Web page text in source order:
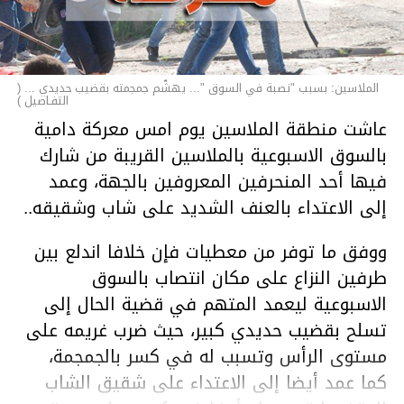
الملاسين: بسبب "نصبة في السوق "... يهشّم جمجمته بقضيب حديدي ... (
التفـاصيل )
عاشت منطقة الملاسين يوم امس معركة دامية
بالسوق الاسبوعية بالملاسين القريبة من شارك
فيها أحد المنحرفين المعروفين بالجهة، وعمد
إلى الاعتداء بالعنف الشديد على شاب وشقيقه..
ووفق ما توفر من معطيات فإن خلافا اندلع بين
طرفين النزاع على مكان انتصاب بالسوق
الاسبوعية ليعمد المتهم في قضية الحال إلى
تسلح بقضيب حديدي كبير، حيث ضرب غريمه على
مستوى الرأس وتسبب له في كسر بالجمجمة،
كما عمد أيضا إلى الاعتداء على شقيق الشاب